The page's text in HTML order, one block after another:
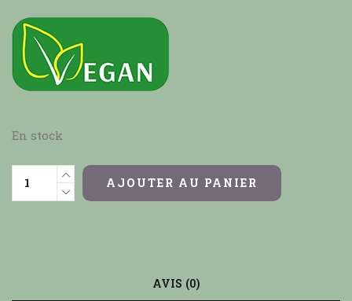
En stock
AJOUTER AU PANIER
AVIS (0)